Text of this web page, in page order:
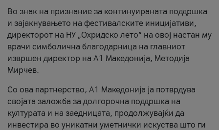
Во знак на признание за континуираната поддршка
и зајакнувањето на фестивалските иницијативи,
директорот на НУ „Охридско лето“ на овој настан му
врачи симболична благодарница на главниот
извршен директор на A1 Македонија, Методија
Мирчев.
Со ова партнерство, A1 Македонија ја потврдува
својата заложба за долгорочна поддршка на
културата и на заедницата, продолжувајќи да
инвестира во уникатни уметнички искуства што ги